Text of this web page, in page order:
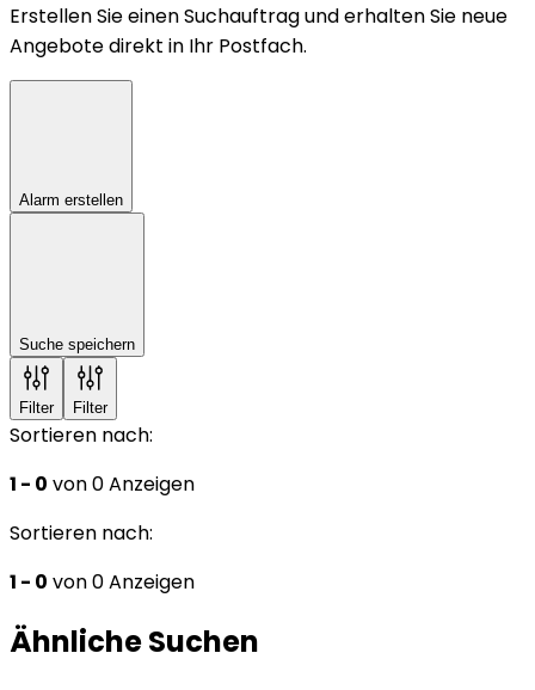
Erstellen Sie einen Suchauftrag und erhalten Sie neue
Angebote direkt in Ihr Postfach.
Alarm erstellen
Suche speichern
Filter Filter
Sortieren nach:
1 - 0 von 0 Anzeigen
Sortieren nach:
1 - 0 von 0 Anzeigen
Ähnliche Suchen